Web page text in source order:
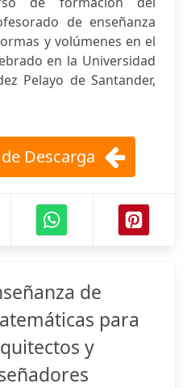
de enseñanza
y volúmenes en el
en la Universidad
Pelayo de Santander,
Descarga
de
para
y